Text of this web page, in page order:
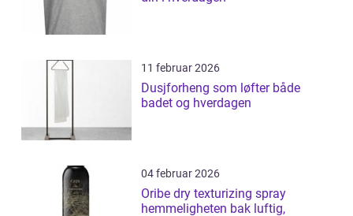
11 februar 2026
Dusjforheng som løfter både
badet og hverdagen
04 februar 2026
Oribe dry texturizing spray
hemmeligheten bak luftig,